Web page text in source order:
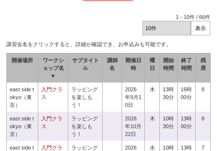
1 - 10件 /66件
講習会名をクリックすると、詳細が確認でき、お申込みも可能です。
開催場所
ワークシ
ョップ名
▼
サブタイト
ル
講師
名
開催日
時
曜
日
開始
時間
終了
時間
残
席
east side t
okyo（東
京）
入門クラ
ス
ラッピング
を楽しも
う！
2026
年9月1
0日
木
13時
30分
16時
00分
8
east side t
okyo（東
京）
入門クラ
ス
ラッピング
を楽しも
う！
2026
年10月
22日
木
10時
30分
13時
00分
8
east side t
入門クラ
ラッピング
2026
水
10時
13時
7